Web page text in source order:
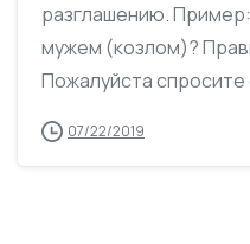
разглашению.
мужем (козлом)?
Пожалуйста спросите
07/22/2019